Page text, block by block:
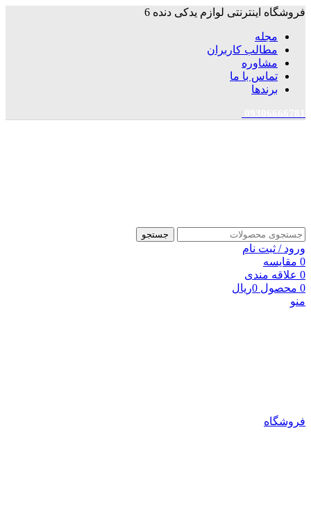
فروشگاه اینترنتی لوازم یدکی دنده 6
مجله
مطالب کاربران
مشاوره
تماس با ما
برندها
جستجو
ورود / ثبت نام
0 مقایسه
0 علاقه مندی
0 محصول 0ریال
منو
فروشگاه